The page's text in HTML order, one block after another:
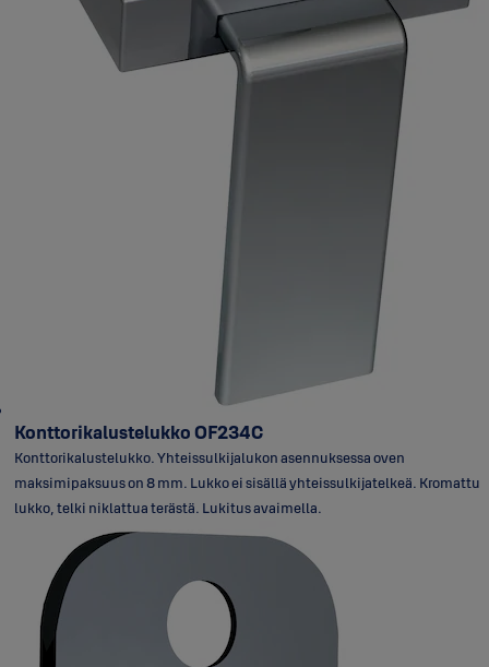
Konttorikalustelukko OF234C
Konttorikalustelukko. Yhteissulkijalukon asennuksessa oven
maksimipaksuus on 8 mm. Lukko ei sisällä yhteissulkijatelkeä. Kromattu
lukko, telki niklattua terästä. Lukitus avaimella.